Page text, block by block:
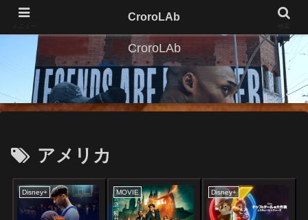
CroroLAb
アメリカ
Disney+ MOVIE Disney+
CroroLAb